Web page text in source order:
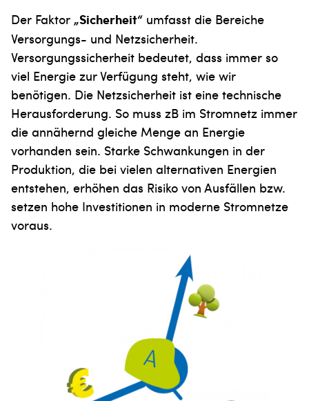
Der Faktor „Sicherheit“ umfasst die Bereiche
Versorgungs- und Netzsicherheit.
Versorgungssicherheit bedeutet, dass immer so
viel Energie zur Verfügung steht, wie wir
benötigen. Die Netzsicherheit ist eine technische
Herausforderung. So muss zB im Stromnetz immer
die annähernd gleiche Menge an Energie
vorhanden sein. Starke Schwankungen in der
Produktion, die bei vielen alternativen Energien
entstehen, erhöhen das Risiko von Ausfällen bzw.
setzen hohe Investitionen in moderne Stromnetze
voraus.